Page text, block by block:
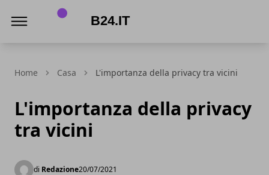
Home Casa L'importanza della privacy tra vicini
L'importanza della privacy
tra vicini
di Redazione20/07/2021